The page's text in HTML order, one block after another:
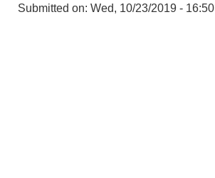
Submitted on: Wed, 10/23/2019 - 16:50